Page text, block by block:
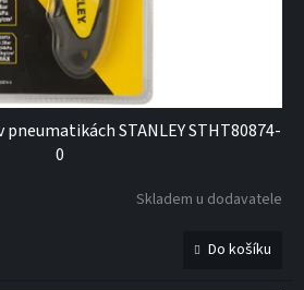
STANLEY STHT80874-
0
Skladem u dodavatele
Do košíku